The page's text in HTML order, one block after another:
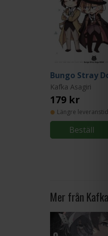
Kafka Asagiri
179 kr
Längre leveranstid
Beställ
Mer från Kafka